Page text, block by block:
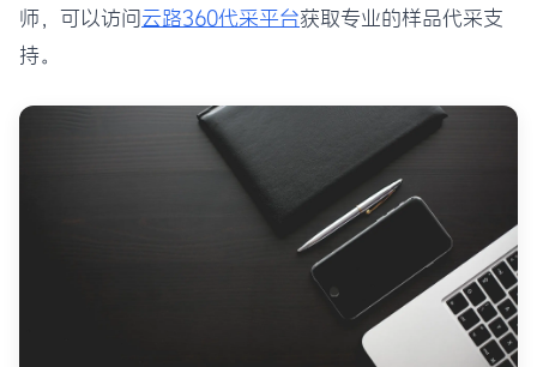
师，可以访问云路360代采平台获取专业的样品代采支
持。